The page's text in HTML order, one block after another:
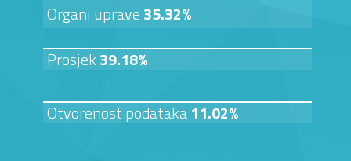
Organi uprave35.32%
Prosjek39.18%
Otvorenost podataka11.02%